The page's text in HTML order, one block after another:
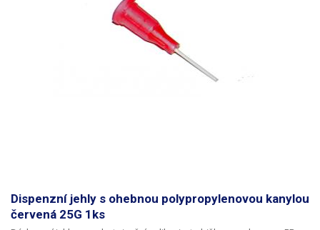
Dispenzní jehly s ohebnou polypropylenovou kanylou
červená 25G 1ks